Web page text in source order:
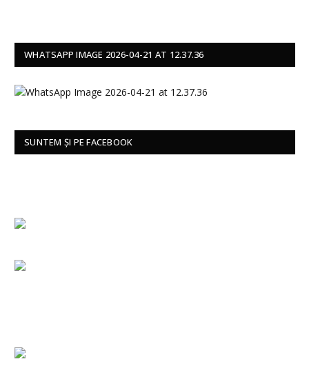
WHATSAPP IMAGE 2026-04-21 AT 12.37.36
SUNTEM ȘI PE FACEBOOK